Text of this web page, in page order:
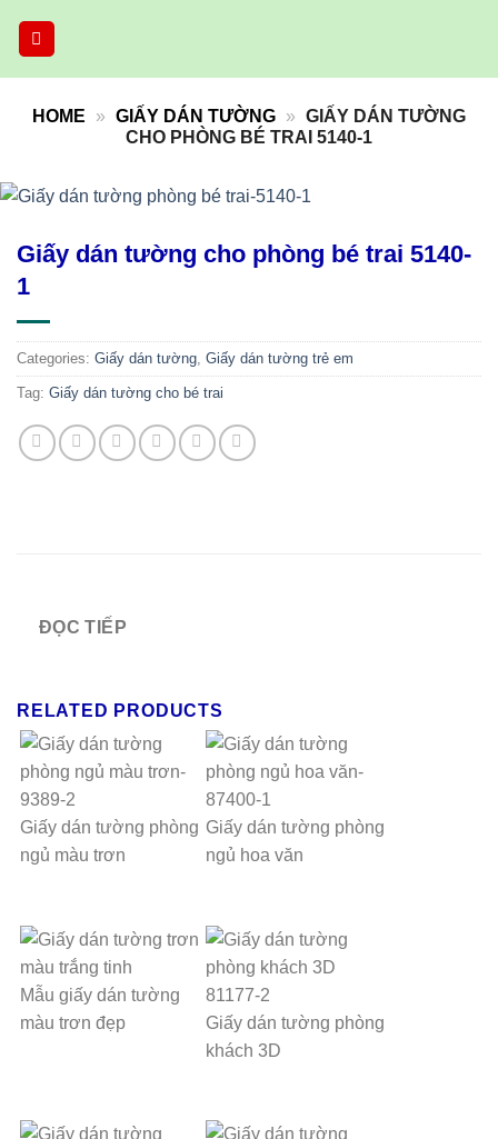
HOME » GIẤY DÁN TƯỜNG » GIẤY DÁN TƯỜNG
CHO PHÒNG BÉ TRAI 5140-1
Giấy dán tường cho phòng bé trai 5140-
1
Categories: Giấy dán tường, Giấy dán tường trẻ em
Tag: Giấy dán tường cho bé trai
ĐỌC TIẾP
RELATED PRODUCTS
Giấy dán tường phòng
ngủ màu trơn
Giấy dán tường phòng
ngủ hoa văn
Mẫu giấy dán tường
màu trơn đẹp
Giấy dán tường phòng
khách 3D